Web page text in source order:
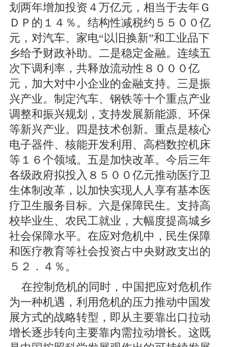
划两年增加投资４万亿元，相当于去年Ｇ
ＤＰ的１４％。结构性减税约５５００亿
元，对汽车、家电“以旧换新”和工业品下
乡给予财政补助。二是稳定金融。连续五
次下调利率，共释放流动性８０００亿
元，加大对中小企业的金融支持。三是振
兴产业。制定汽车、钢铁等十个重点产业
调整和振兴规划，支持发展新能源、环保
等新兴产业。四是技术创新。重点是核心
电子器件、核能开发利用、高档数控机床
等１６个领域。五是加快改革。今后三年
各级政府拟投入８５００亿元推动医疗卫
生体制改革，以加快实现人人享有基本医
疗卫生服务目标。六是保障民生。支持高
校毕业生、农民工就业，大幅度提高城乡
社会保障水平。在应对危机中，民生保障
和医疗教育等社会投资占中央财政支出的
５２．４％。
在控制危机的同时，中国把应对危机作
为一种机遇，利用危机的压力推动中国发
展方式的战略转型，即从主要靠出口拉动
增长逐步转向主要靠内需拉动增长。这既